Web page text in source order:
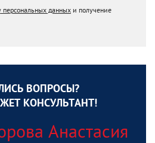
персональных данных и получение
ВОПРОСЫ?
КОНСУЛЬТАНТ!
Анастасия